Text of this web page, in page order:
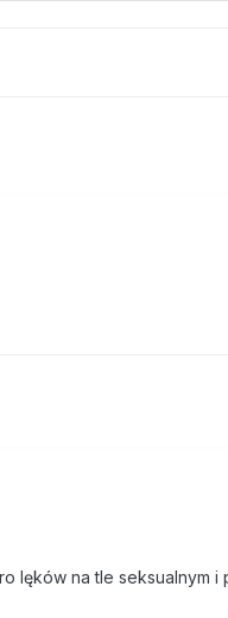
lęków na tle seksualnym i